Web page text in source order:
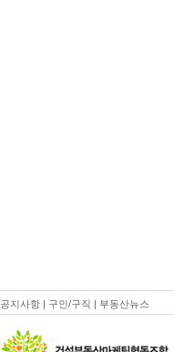
공지사항 구인/구직 부동산뉴스